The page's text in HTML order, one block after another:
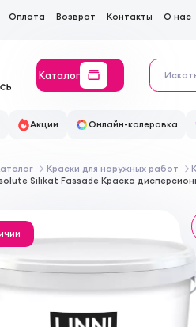
Оплата Возврат Контакты О нас
Каталог
Акции Онлайн-колеровка
Краски для наружных работ
Silikat Fassade Краска